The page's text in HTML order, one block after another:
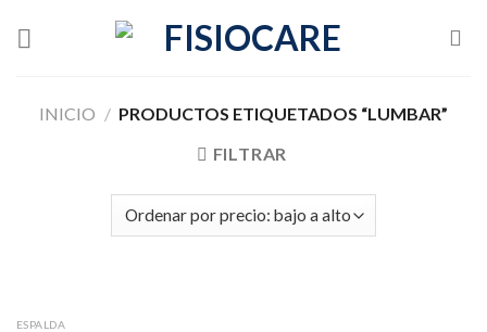
INICIO / PRODUCTOS ETIQUETADOS “LUMBAR”
FILTRAR
ESPALDA